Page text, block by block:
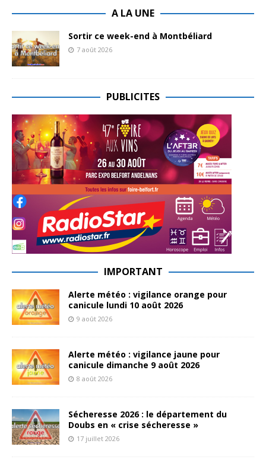
A LA UNE
Sortir ce week-end à Montbéliard
7 août 2026
PUBLICITES
IMPORTANT
Alerte météo : vigilance orange pour
canicule lundi 10 août 2026
9 août 2026
Alerte météo : vigilance jaune pour
canicule dimanche 9 août 2026
8 août 2026
Sécheresse 2026 : le département du
Doubs en « crise sécheresse »
17 juillet 2026